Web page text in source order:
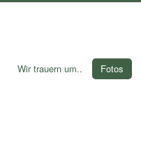
Wir trauern um.. Fotos